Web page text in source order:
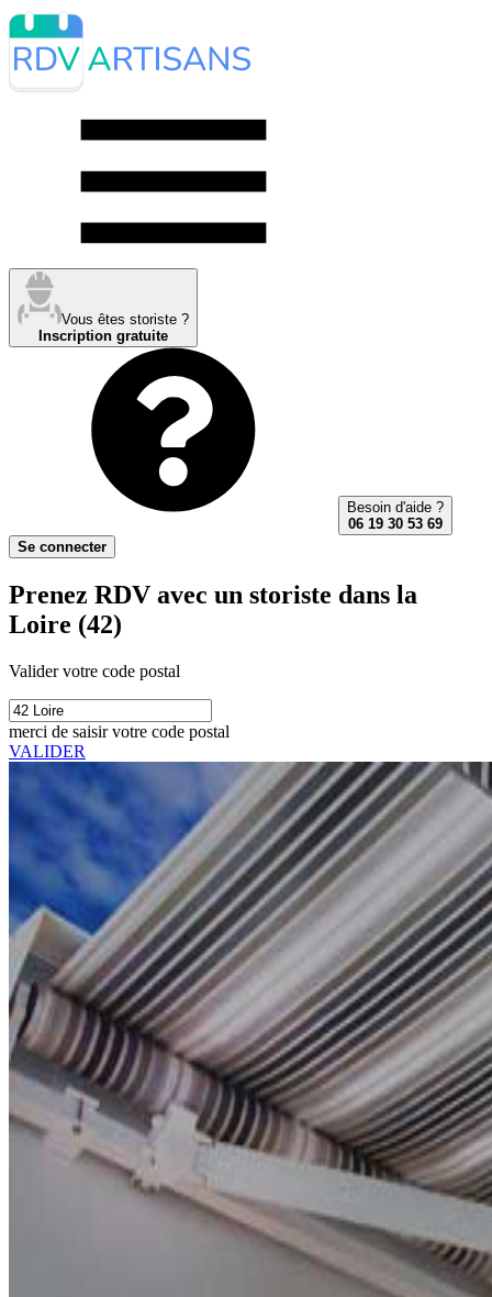
Vous êtes storiste ?
Inscription gratuite
Besoin d'aide ?
06 19 30 53 69
Se connecter
Prenez RDV avec un storiste dans la
Loire (42)
Valider votre code postal
merci de saisir votre code postal
VALIDER